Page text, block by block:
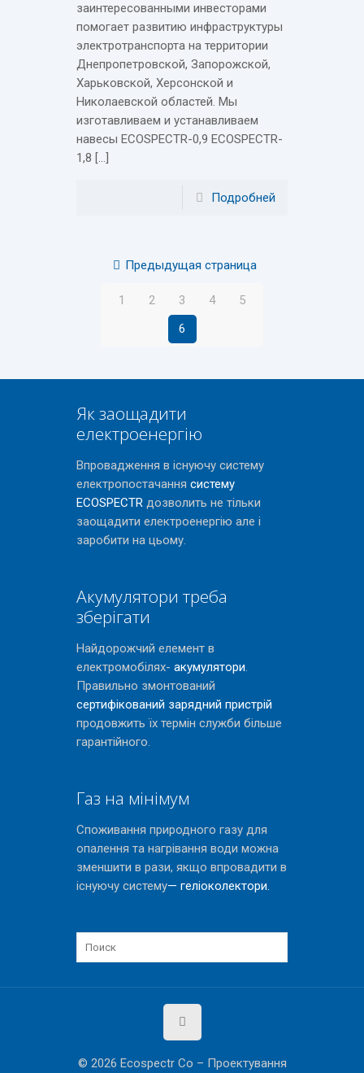
заинтересованными инвесторами
помогает развитию инфраструктуры
электротранспорта на территории
Днепропетровской, Запорожской,
Харьковской, Херсонской и
Николаевской областей. Мы
изготавливаем и устанавливаем
навесы ECOSPECTR-0,9 ECOSPECTR-
1,8 […]
Подробней
Предыдущая страница
1 2 3 4
5
6
Як заощадити
електроенергію
Впровадження в існуючу систему
електропостачання систему
ECOSPECTR дозволить не тільки
заощадити електроенергію але і
заробити на цьому.
Акумулятори треба
зберігати
Найдорожчий елемент в
електромобілях- акумулятори.
Правильно змонтований
сертифікований зарядний пристрій
продовжить їх термін служби більше
гарантійного.
Газ на мінімум
Споживання природного газу для
опалення та нагрівання води можна
зменшити в рази, якщо впровадити в
існуючу систему— геліоколектори.
© 2026 Ecospectr Co – Проектування